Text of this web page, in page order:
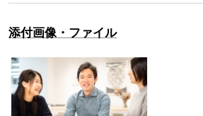
添付画像・ファイル